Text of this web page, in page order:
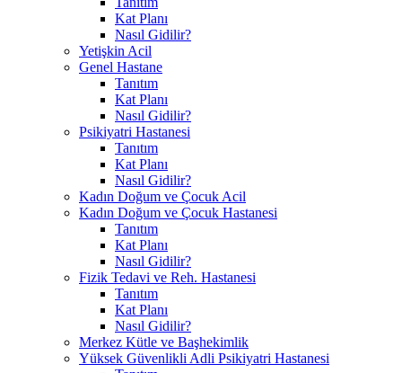
Kat Planı
Nasıl Gidilir?
Yetişkin Acil
Genel Hastane
Tanıtım
Kat Planı
Nasıl Gidilir?
Psikiyatri Hastanesi
Tanıtım
Kat Planı
Nasıl Gidilir?
Kadın Doğum ve Çocuk Acil
Kadın Doğum ve Çocuk Hastanesi
Tanıtım
Kat Planı
Nasıl Gidilir?
Fizik Tedavi ve Reh. Hastanesi
Tanıtım
Kat Planı
Nasıl Gidilir?
Merkez Kütle ve Başhekimlik
Yüksek Güvenlikli Adli Psikiyatri Hastanesi